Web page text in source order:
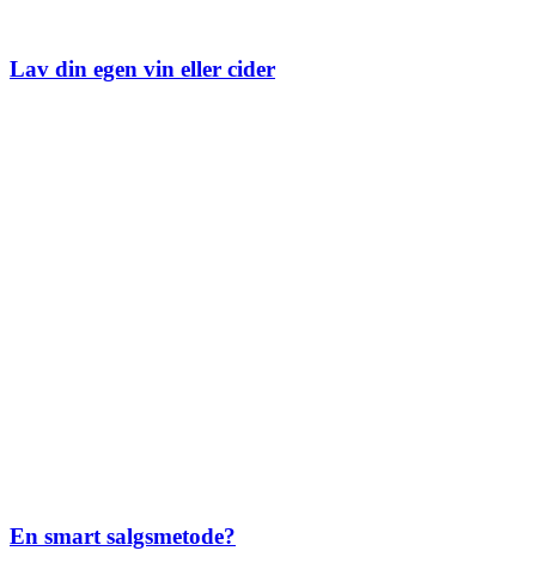
Lav din egen vin eller cider
En smart salgsmetode?